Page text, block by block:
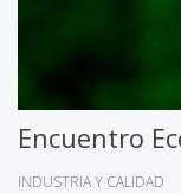
Encuentro
INDUSTRIA Y CALIDAD